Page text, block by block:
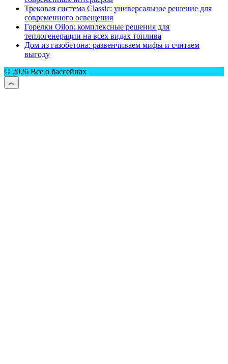
Трековая система Classic: универсальное решение для
современного освещения
Горелки Oilon: комплексные решения для
теплогенерации на всех видах топлива
Дом из газобетона: развенчиваем мифы и считаем
выгоду
© 2026 Все о бассейнах